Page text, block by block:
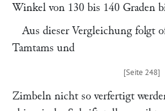
Winkel von 130 bis 140 Graden
Aus dieser Vergleichung folgt
Tamtams und
Zimbeln nicht so verfertigt